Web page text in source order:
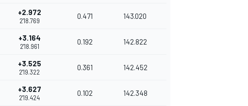
+2.972
2'18.769
0.471 143.020
+3.164
2'18.961
0.192 142.822
+3.525
2'19.322
0.361 142.452
+3.627
2'19.424
0.102 142.348